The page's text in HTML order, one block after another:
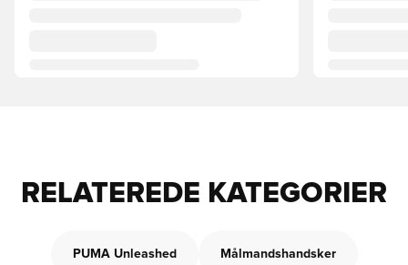
RELATEREDE KATEGORIER
PUMA Unleashed Målmandshandsker